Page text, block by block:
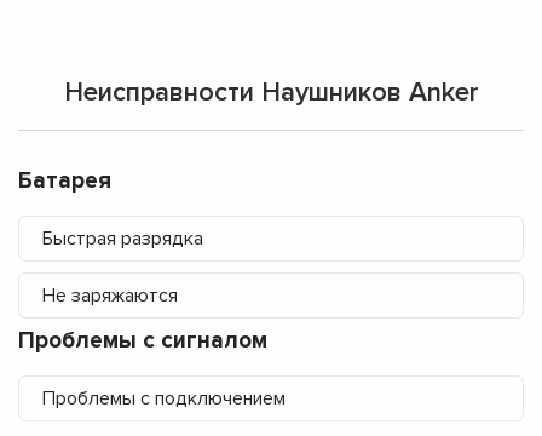
Неисправности Наушников Anker
Батарея
Быстрая разрядка
Не заряжаются
Проблемы с сигналом
Проблемы с подключением